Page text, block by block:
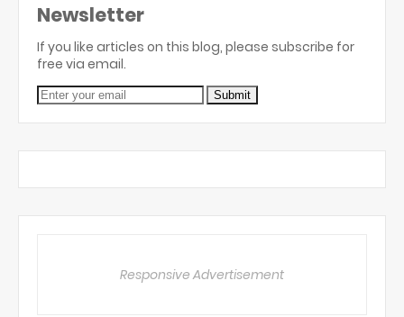
Newsletter
If you like articles on this blog, please subscribe for
free via email.
Responsive Advertisement